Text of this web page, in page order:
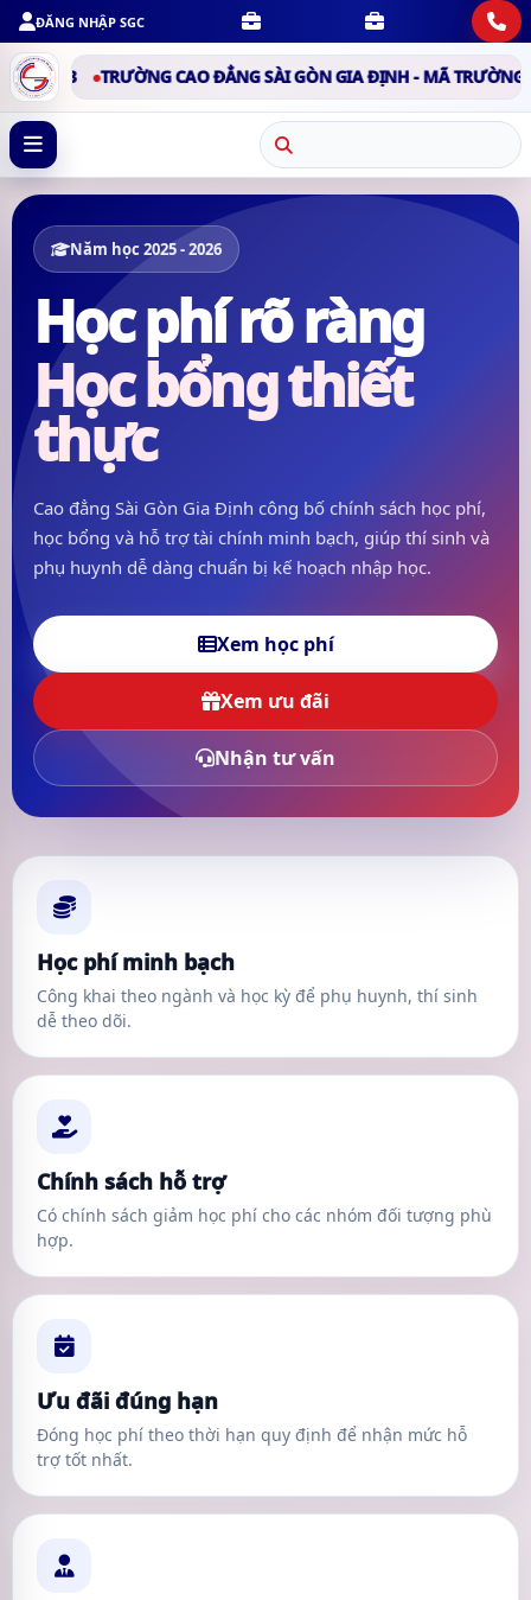
ĐĂNG NHẬP SGC
TRƯỜNG CAO ĐẲNG SÀI GÒN GIA ĐỊNH - MÃ TRƯỜNG D53
Năm học 2025 - 2026
Học phí rõ ràng
Học bổng thiết
thực
Cao đẳng Sài Gòn Gia Định công bố chính sách học phí,
học bổng và hỗ trợ tài chính minh bạch, giúp thí sinh và
phụ huynh dễ dàng chuẩn bị kế hoạch nhập học.
Xem học phí
Xem ưu đãi
Nhận tư vấn
Học phí minh bạch
Công khai theo ngành và học kỳ để phụ huynh, thí sinh
dễ theo dõi.
Chính sách hỗ trợ
Có chính sách giảm học phí cho các nhóm đối tượng phù
hợp.
Ưu đãi đúng hạn
Đóng học phí theo thời hạn quy định để nhận mức hỗ
trợ tốt nhất.